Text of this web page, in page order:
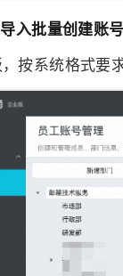
入批量创建账号
按系统格式要